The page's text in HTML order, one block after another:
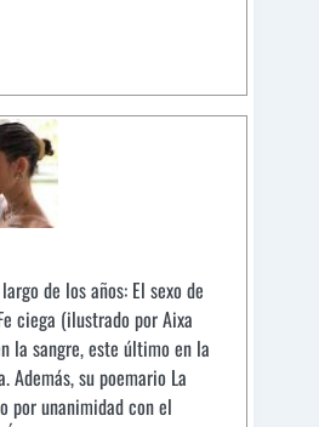
de los años: El sexo de
ciega (ilustrado por Aixa
la sangre, este último en la
Además, su poemario La
por unanimidad con el